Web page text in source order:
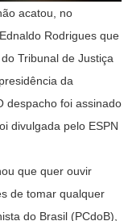
acatou, no
Rodrigues que
Tribunal de Justiça
da
despacho foi assinado
divulgada pelo ESPN
que quer ouvir
de tomar qualquer
do Brasil (PCdoB),